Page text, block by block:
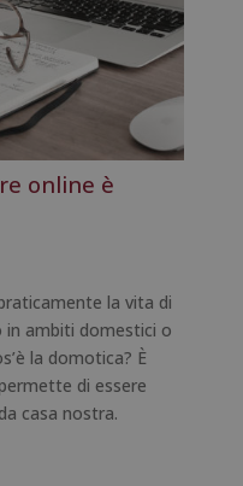
online è
la vita di
ambiti domestici o
la domotica? È
di essere
casa nostra.